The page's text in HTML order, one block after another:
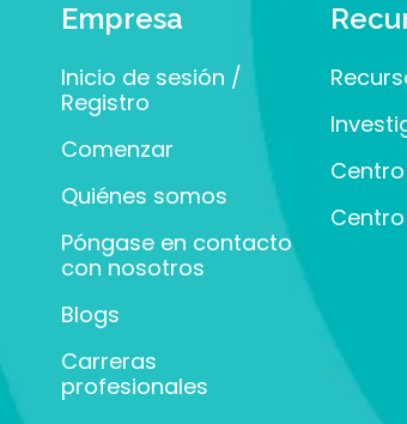
Empresa
Inicio de sesión /
Registro
Comenzar
Quiénes somos
Póngase en contacto
con nosotros
Blogs
Carreras
profesionales